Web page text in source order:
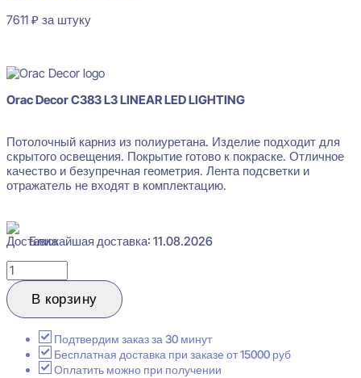
7611 ₽ за штуку
Orac Decor C383 L3 LINEAR LED LIGHTING
Потолочный карниз из полиуретана. Изделие подходит для
скрытого освещения. Покрытие готово к покраске. Отличное
качество и безупречная геометрия. Лента подсветки и
отражатель не входят в комплектацию.
Ближайшая доставка: 11.08.2026
Количество
товара
Orac
Decor
LINEAR
LED
В корзину
Подтвердим заказ за 30 минут
Бесплатная доставка при заказе от 15000 руб
Оплатить можно при получении